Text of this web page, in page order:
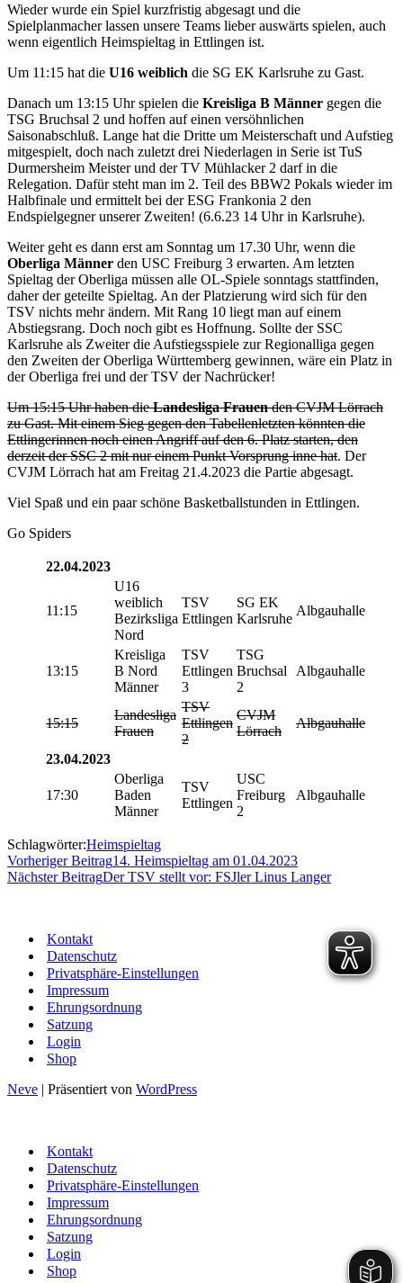
Wieder wurde ein Spiel kurzfristig abgesagt und die
Spielplanmacher lassen unsere Teams lieber auswärts spielen, auch
wenn eigentlich Heimspieltag in Ettlingen ist.
Um 11:15 hat die U16 weiblich die SG EK Karlsruhe zu Gast.
Danach um 13:15 Uhr spielen die Kreisliga B Männer gegen die
TSG Bruchsal 2 und hoffen auf einen versöhnlichen
Saisonabschluß. Lange hat die Dritte um Meisterschaft und Aufstieg
mitgespielt, doch nach zuletzt drei Niederlagen in Serie ist TuS
Durmersheim Meister und der TV Mühlacker 2 darf in die
Relegation. Dafür steht man im 2. Teil des BBW2 Pokals wieder im
Halbfinale und ermittelt bei der ESG Frankonia 2 den
Endspielgegner unserer Zweiten! (6.6.23 14 Uhr in Karlsruhe).
Weiter geht es dann erst am Sonntag um 17.30 Uhr, wenn die
Oberliga Männer den USC Freiburg 3 erwarten. Am letzten
Spieltag der Oberliga müssen alle OL-Spiele sonntags stattfinden,
daher der geteilte Spieltag. An der Platzierung wird sich für den
TSV nichts mehr ändern. Mit Rang 10 liegt man auf einem
Abstiegsrang. Doch noch gibt es Hoffnung. Sollte der SSC
Karlsruhe als Zweiter die Aufstiegsspiele zur Regionalliga gegen
den Zweiten der Oberliga Württemberg gewinnen, wäre ein Platz in
der Oberliga frei und der TSV der Nachrücker!
Um 15:15 Uhr haben dieLandesliga Frauenden CVJM Lörrach
zu Gast. Mit einem Sieg gegen den Tabellenletzten könnten die
Ettlingerinnen noch einen Angriff auf den 6. Platz starten, den
derzeit der SSC 2 mit nur einem Punkt Vorsprung inne hat. Der
CVJM Lörrach hat am Freitag 21.4.2023 die Partie abgesagt.
Viel Spaß und ein paar schöne Basketballstunden in Ettlingen.
Go Spiders
22.04.2023
11:15
U16
weiblich
Bezirksliga
Nord
TSV
Ettlingen
SG EK
Karlsruhe
Albgauhalle
13:15
Kreisliga
B Nord
Männer
TSV
Ettlingen
3
TSG
Bruchsal
2
Albgauhalle
15:15
Landesliga
Frauen
TSV
Ettlingen
2
CVJM
Lörrach
Albgauhalle
23.04.2023
17:30
Oberliga
Baden
Männer
TSV
Ettlingen
USC
Freiburg
2
Albgauhalle
Schlagwörter:Heimspieltag
Vorheriger Beitrag14. Heimspieltag am 01.04.2023
Nächster BeitragDer TSV stellt vor: FSJler Linus Langer
Kontakt
Datenschutz
Privatsphäre-Einstellungen
Impressum
Ehrungsordnung
Satzung
Login
Shop
Neve | Präsentiert von WordPress
Kontakt
Datenschutz
Privatsphäre-Einstellungen
Impressum
Ehrungsordnung
Satzung
Login
Shop